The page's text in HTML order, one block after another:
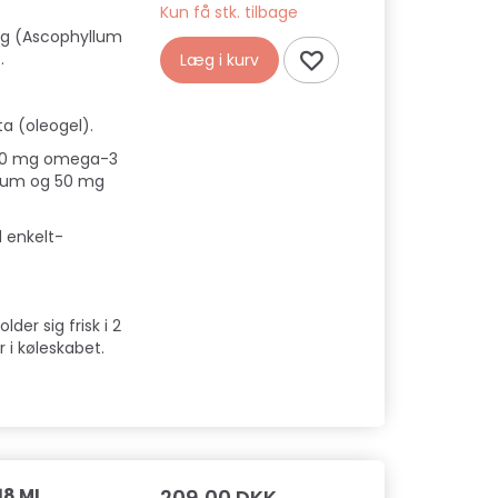
(Ascophyllum
(oleogel).
mg omega-3
og 50 mg
enkelt-
sig frisk i 2
køleskabet.
Kun få stk. tilbage
Læg i kurv